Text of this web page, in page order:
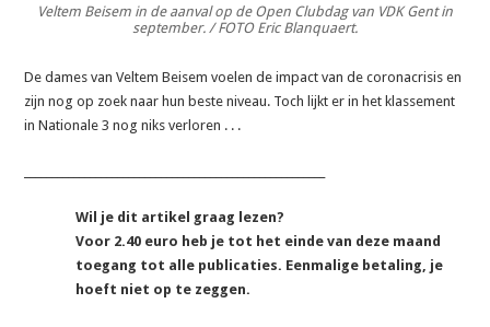
Veltem Beisem in de aanval op de Open Clubdag van VDK Gent in
september. / FOTO Eric Blanquaert.
De dames van Veltem Beisem voelen de impact van de coronacrisis en
zijn nog op zoek naar hun beste niveau. Toch lijkt er in het klassement
in Nationale 3 nog niks verloren . . .
Wil je dit artikel graag lezen?
Voor 2.40 euro heb je tot het einde van deze maand
toegang tot alle publicaties. Eenmalige betaling, je
hoeft niet op te zeggen.